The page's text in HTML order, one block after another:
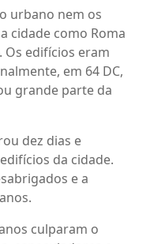
urbano nem os
cidade como Roma
edifícios eram
em 64 DC,
grande parte da
dez dias e
da cidade.
e a
culparam o